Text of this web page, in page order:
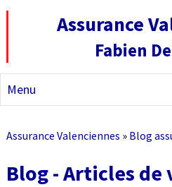
Assurance
Fabien
Menu
Assurance Valenciennes » Blog
Blog - Articles